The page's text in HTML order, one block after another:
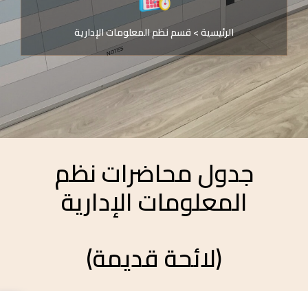
الرئيسية>قسم نظم المعلومات الإدارية
جدول محاضرات نظم
المعلومات الإدارية
(لائحة قديمة)